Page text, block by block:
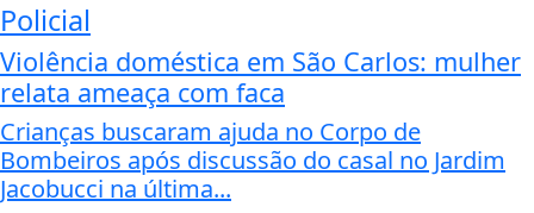
Policial
Violência doméstica em São Carlos: mulher
relata ameaça com faca
Crianças buscaram ajuda no Corpo de
Bombeiros após discussão do casal no Jardim
Jacobucci na última...